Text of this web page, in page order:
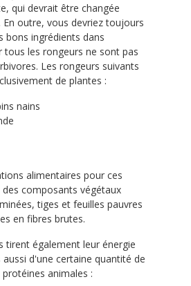
qui devrait être changée
outre, vous devriez toujours
bons ingrédients dans
tous les rongeurs ne sont pas
Les rongeurs suivants
de plantes :
nains
alimentaires pour ces
composants végétaux
tiges et feuilles pauvres
en fibres brutes.
tirent également leur énergie
d'une certaine quantité de
animales :